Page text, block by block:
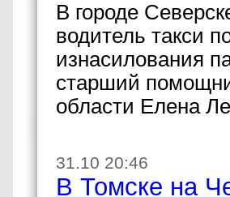
В городе
водитель такси
изнасилования
старший
области Елена
31.10 20:46
В Томске на